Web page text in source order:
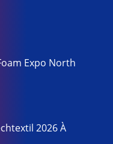
Expo North
2026 À